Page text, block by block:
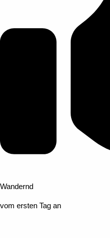
Wandernd
vom ersten Tag an